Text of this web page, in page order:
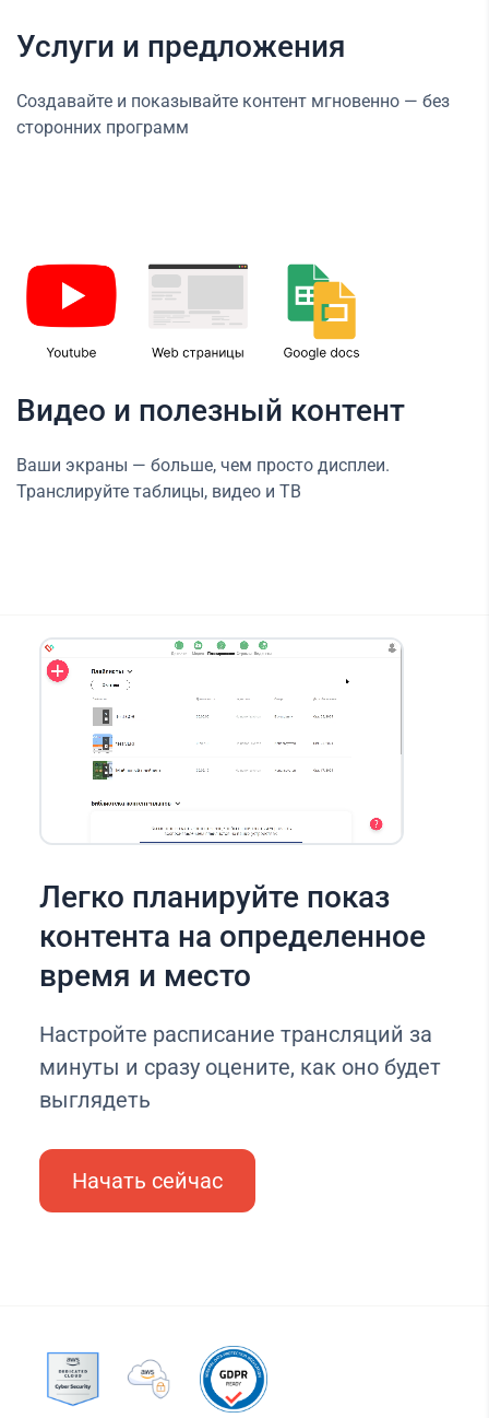
Услуги и предложения
Создавайте и показывайте контент мгновенно — без
сторонних программ
Видео и полезный контент
Ваши экраны — больше, чем просто дисплеи.
Транслируйте таблицы, видео и ТВ
Легко планируйте показ
контента на определенное
время и место
Настройте расписание трансляций за
минуты и сразу оцените, как оно будет
выглядеть
Начать сейчас